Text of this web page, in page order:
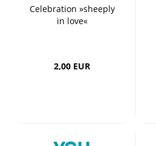
Celebration »sheeply
in love«
2,00 EUR